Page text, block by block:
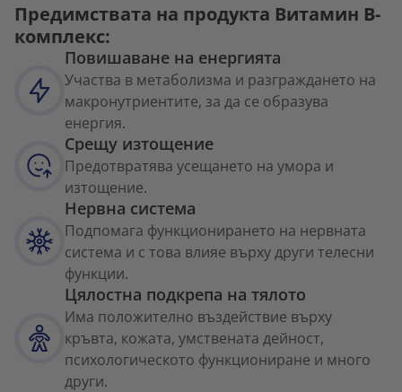
Предимствата на продукта Витамин B-
комплекс:
Повишаване на енергията
Участва в метаболизма и разграждането на
макронутриентите, за да се образува
енергия.
Срещу изтощение
Предотвратява усещането на умора и
изтощение.
Нервна система
Подпомага функционирането на нервната
система и с това влияе върху други телесни
функции.
Цялостна подкрепа на тялото
Има положително въздействие върху
кръвта, кожата, умствената дейност,
психологическото функциониране и много
други.